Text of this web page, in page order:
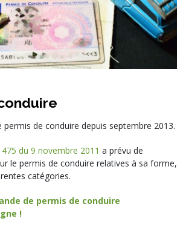
de conduire depuis septembre 2013.
du 9 novembre 2011 a prévu de
le permis de conduire relatives à sa forme,
catégories.
de permis de conduire
!